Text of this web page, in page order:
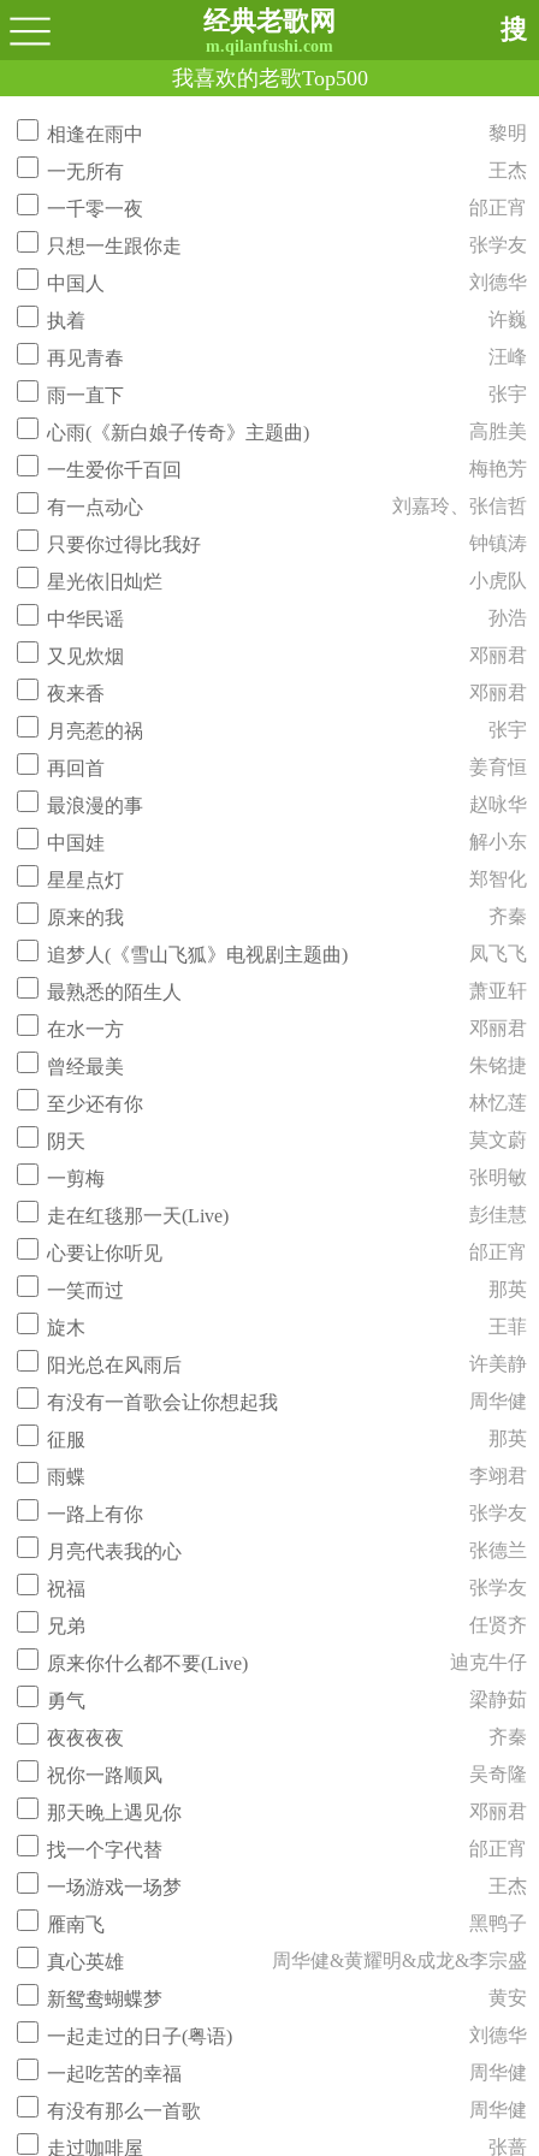
经典老歌网
m.qilanfushi.com
搜
我喜欢的老歌Top500
相逢在雨中
黎明
一无所有
王杰
一千零一夜
邰正宵
只想一生跟你走
张学友
中国人
刘德华
执着
许巍
再见青春
汪峰
雨一直下
张宇
心雨(《新白娘子传奇》主题曲)
高胜美
一生爱你千百回
梅艳芳
有一点动心
刘嘉玲、张信哲
只要你过得比我好
钟镇涛
星光依旧灿烂
小虎队
中华民谣
孙浩
又见炊烟
邓丽君
夜来香
邓丽君
月亮惹的祸
张宇
再回首
姜育恒
最浪漫的事
赵咏华
中国娃
解小东
星星点灯
郑智化
原来的我
齐秦
追梦人(《雪山飞狐》电视剧主题曲)
凤飞飞
最熟悉的陌生人
萧亚轩
在水一方
邓丽君
曾经最美
朱铭捷
至少还有你
林忆莲
阴天
莫文蔚
一剪梅
张明敏
走在红毯那一天(Live)
彭佳慧
心要让你听见
邰正宵
一笑而过
那英
旋木
王菲
阳光总在风雨后
许美静
有没有一首歌会让你想起我
周华健
征服
那英
雨蝶
李翊君
一路上有你
张学友
月亮代表我的心
张德兰
祝福
张学友
兄弟
任贤齐
原来你什么都不要(Live)
迪克牛仔
勇气
梁静茹
夜夜夜夜
齐秦
祝你一路顺风
吴奇隆
那天晚上遇见你
邓丽君
找一个字代替
邰正宵
一场游戏一场梦
王杰
雁南飞
黑鸭子
真心英雄
周华健&黄耀明&成龙&李宗盛
新鸳鸯蝴蝶梦
黄安
一起走过的日子(粤语)
刘德华
一起吃苦的幸福
周华健
有没有那么一首歌
周华健
走过咖啡屋
张蔷